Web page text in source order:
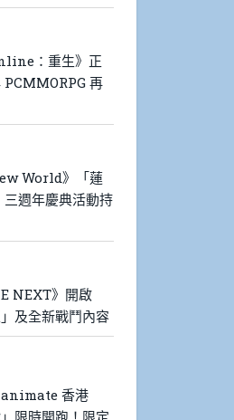
：重生》正
再
World》「蓮
週年慶典活動持
NEXT》開啟
」及全新戰鬥內容
animate 香港